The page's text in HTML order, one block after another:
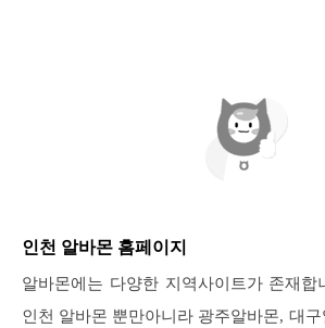
인천 알바몬 홈페이지
알바몬에는 다양한 지역사이트가 존재합
인천 알바몬 뿐만아니라 광주알바몬, 대